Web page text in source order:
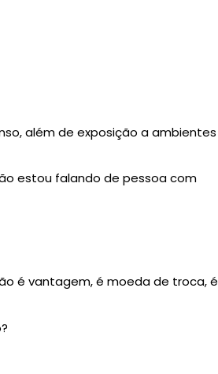
além de exposição a ambientes
estou falando de pessoa com
é vantagem, é moeda de troca, é